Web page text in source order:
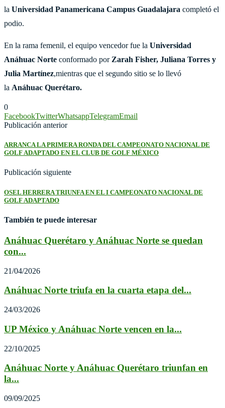
la Universidad Panamericana Campus Guadalajara completó el
podio.
En la rama femenil, el equipo vencedor fue la Universidad
Anáhuac Norte conformado por Zarah Fisher, Juliana Torres y
Julia Martínez,mientras que el segundo sitio se lo llevó
la Anáhuac Querétaro.
0
FacebookTwitterWhatsappTelegramEmail
Publicación anterior
ARRANCA LA PRIMERA RONDA DEL CAMPEONATO NACIONAL DE
GOLF ADAPTADO EN EL CLUB DE GOLF MÉXICO
Publicación siguiente
OSEL HERRERA TRIUNFA EN EL I CAMPEONATO NACIONAL DE
GOLF ADAPTADO
También te puede interesar
Anáhuac Querétaro y Anáhuac Norte se quedan
con...
21/04/2026
Anáhuac Norte triufa en la cuarta etapa del...
24/03/2026
UP México y Anáhuac Norte vencen en la...
22/10/2025
Anáhuac Norte y Anáhuac Querétaro triunfan en
la...
09/09/2025